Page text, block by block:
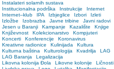
Instalateri solarnih sustava
Institucionalna podrška
Instrukcije
Internet
Internet–klub
IPA Izbjeglice Izbori
Izleti
Izložbe
Izobrazba Javne tribine
Javni radovi
Jesen u Baranji
Kampanje Kazalište
Knjige
Književnost
Kolekcionarstvo
Kompjuteri
Koncerti
Konferencije
Koronavirus
Kreativne radionice
Kulinijada
Kultura
Kulturna baština
Kulturologija Kvadrilja
LAG
LAG Baranja
Legalizacija
Likovna kolonija Đola
Likovne kolonije
Ličnosti